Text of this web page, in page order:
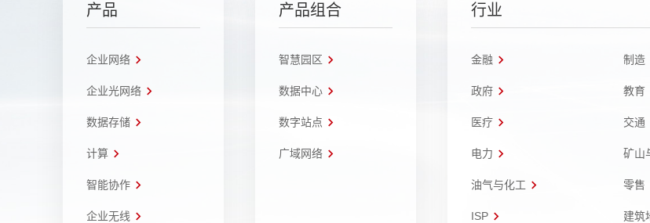
产品
企业网络
企业光网络
数据存储
计算
智能协作
企业无线
产品组合
智慧园区
数据中心
数字站点
广域网络
行业
金融 制造
政府 教育
医疗 交通
电力 矿山
油气与化工 零售
ISP 建筑